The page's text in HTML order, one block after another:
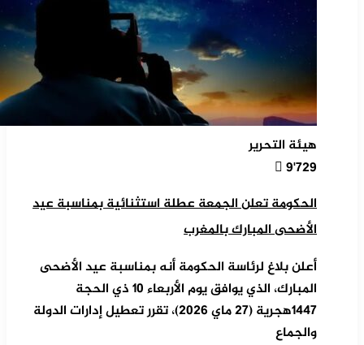
هيئة التحرير
9٬729
الحكومة تعلن الجمعة عطلة استثنائية بمناسبة عيد
الأضحى المبارك بالمغرب
أعلن بلاغ لرئاسة الحكومة أنه بمناسبة عيد الأضحى
المبارك، الذي يوافق يوم الأربعاء 10 ذي الحجة
1447هجرية (27 ماي 2026)، تقرر تعطيل إدارات الدولة
والجماع